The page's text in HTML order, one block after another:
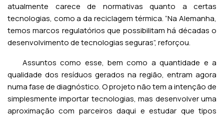
atualmente carece de normativas quanto a certas
tecnologias, como a da reciclagem térmica. “Na Alemanha,
temos marcos regulatórios que possibilitam há décadas o
desenvolvimento de tecnologias seguras”, reforçou.
Assuntos como esse, bem como a quantidade e a
qualidade dos resíduos gerados na região, entram agora
numa fase de diagnóstico. O projeto não tem a intenção de
simplesmente importar tecnologias, mas desenvolver uma
aproximação com parceiros daqui e estudar que tipos